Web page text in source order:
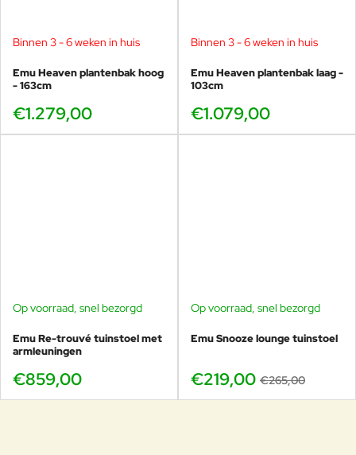
Binnen 3 - 6 weken in huis
Emu Heaven plantenbak hoog
- 163cm
€1.279,00
Binnen 3 - 6 weken in huis
Emu Heaven plantenbak laag -
103cm
€1.079,00
Op voorraad, snel bezorgd
Emu Re-trouvé tuinstoel met
armleuningen
€859,00
-17%
Op voorraad, snel bezorgd
Emu Snooze lounge tuinstoel
€219,00 €265,00